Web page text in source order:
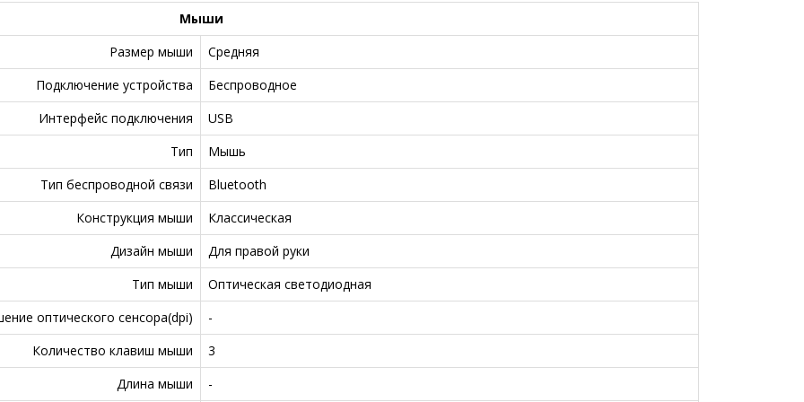
Мыши
Размер мыши
Средняя
Подключение устройства
Беспроводное
Интерфейс подключения
USB
Тип
Мышь
Тип беспроводной связи
Bluetooth
Конструкция мыши
Классическая
Дизайн мыши
Для правой руки
Тип мыши
Оптическая светодиодная
оптического сенсора(dpi)
-
Количество клавиш мыши
3
Длина мыши
-